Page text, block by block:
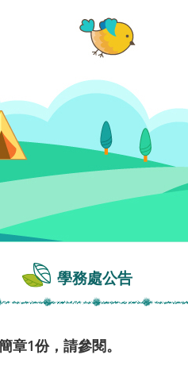
學務處公告
章1份，請參閱。